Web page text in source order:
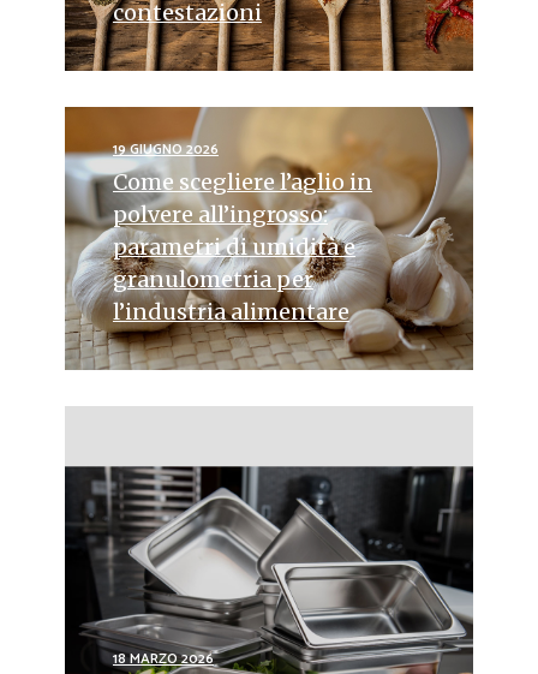
contestazioni
19 GIUGNO 2026
Come scegliere l’aglio in
polvere all’ingrosso:
parametri di umidità e
granulometria per
l’industria alimentare
18 MARZO 2026